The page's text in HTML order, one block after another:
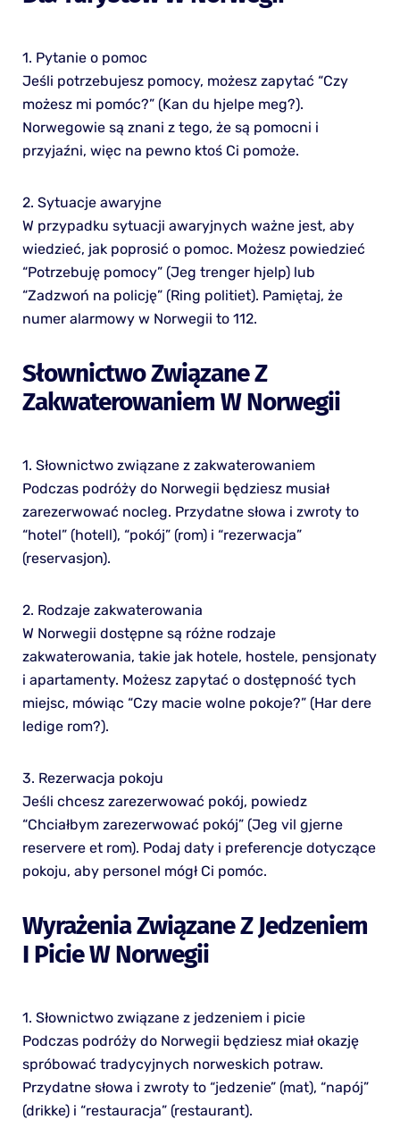
1. Pytanie o pomoc
Jeśli potrzebujesz pomocy, możesz zapytać “Czy
możesz mi pomóc?” (Kan du hjelpe meg?).
Norwegowie są znani z tego, że są pomocni i
przyjaźni, więc na pewno ktoś Ci pomoże.
2. Sytuacje awaryjne
W przypadku sytuacji awaryjnych ważne jest, aby
wiedzieć, jak poprosić o pomoc. Możesz powiedzieć
“Potrzebuję pomocy” (Jeg trenger hjelp) lub
“Zadzwoń na policję” (Ring politiet). Pamiętaj, że
numer alarmowy w Norwegii to 112.
Słownictwo Związane Z
Zakwaterowaniem W Norwegii
1. Słownictwo związane z zakwaterowaniem
Podczas podróży do Norwegii będziesz musiał
zarezerwować nocleg. Przydatne słowa i zwroty to
“hotel” (hotell), “pokój” (rom) i “rezerwacja”
(reservasjon).
2. Rodzaje zakwaterowania
W Norwegii dostępne są różne rodzaje
zakwaterowania, takie jak hotele, hostele, pensjonaty
i apartamenty. Możesz zapytać o dostępność tych
miejsc, mówiąc “Czy macie wolne pokoje?” (Har dere
ledige rom?).
3. Rezerwacja pokoju
Jeśli chcesz zarezerwować pokój, powiedz
“Chciałbym zarezerwować pokój” (Jeg vil gjerne
reservere et rom). Podaj daty i preferencje dotyczące
pokoju, aby personel mógł Ci pomóc.
Wyrażenia Związane Z Jedzeniem
I Picie W Norwegii
1. Słownictwo związane z jedzeniem i picie
Podczas podróży do Norwegii będziesz miał okazję
spróbować tradycyjnych norweskich potraw.
Przydatne słowa i zwroty to “jedzenie” (mat), “napój”
(drikke) i “restauracja” (restaurant).